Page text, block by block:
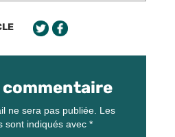
commentaire
ne sera pas publiée. Les
sont indiqués avec *